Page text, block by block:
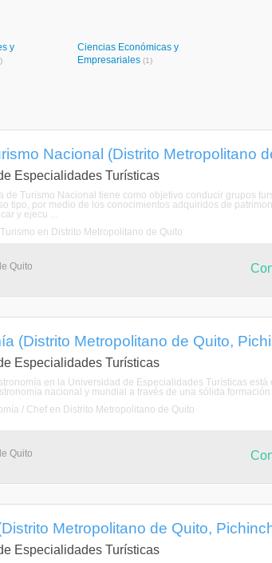
y
Ciencias Económicas y
Empresariales (1)
Nacional (Distrito Metropolitano
Especialidades Turísticas
de Turismo Nacional tiene como objetivo conducir grupos
tipo, por medio de los conocimientos adquiridos de
y ejecu ...
en Distrito Metropolitano de Quito
Quito
(Distrito Metropolitano de Quito,
Especialidades Turísticas
en la Universidad de Especialidades Turísticas
nacional y mundial a través de una sólida
/ Chef en Distrito Metropolitano de Quito
Quito
Metropolitano de Quito,
Especialidades Turísticas